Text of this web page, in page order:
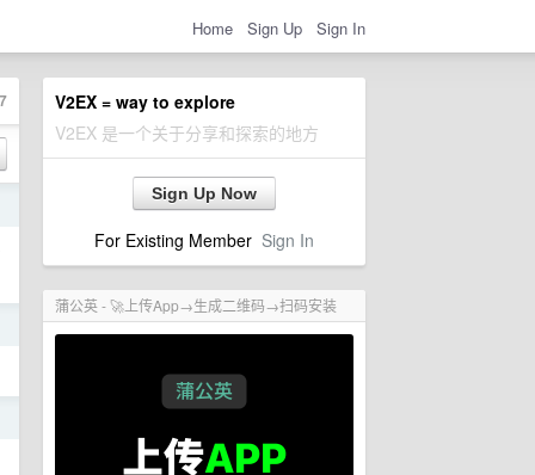
Home Sign Up Sign In
V2EX = way to explore
V2EX 是一个关于分享和探索的地方
Sign Up Now
For Existing Member Sign In
蒲公英 - 🚀上传App→生成二维码→扫码安装